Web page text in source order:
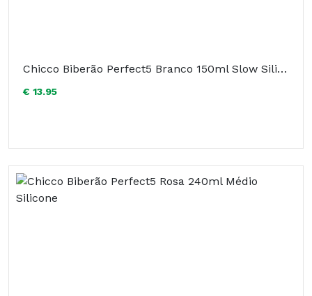
Chicco Biberão Perfect5 Branco 150ml Slow Silicone
€ 13.95